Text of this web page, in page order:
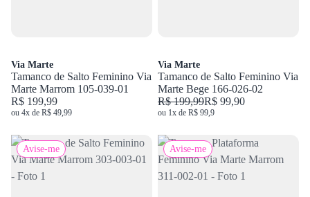
Via Marte
Tamanco de Salto Feminino Via
Marte Marrom 105-039-01
R$ 199,99
ou 4x de R$ 49,99
Via Marte
Tamanco de Salto Feminino Via
Marte Bege 166-026-02
R$ 199,99R$ 99,90
ou 1x de R$ 99,9
Avise-me Avise-me